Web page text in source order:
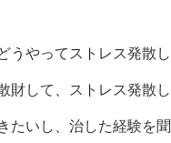
うやってストレス発散
財して、ストレス発散
たいし、治した経験を